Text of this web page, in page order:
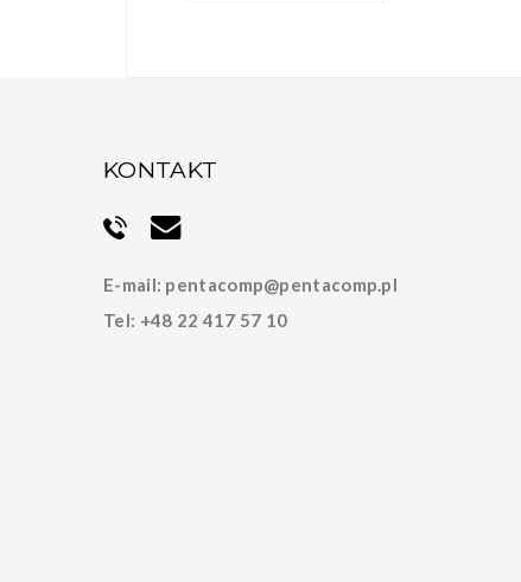
KONTAKT
E-mail: pentacomp@pentacomp.pl
Tel: +48 22 417 57 10